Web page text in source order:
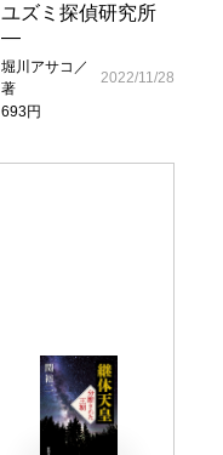
ユズミ探偵研究所
―
堀川アサコ／
著
693円
2022/11/28